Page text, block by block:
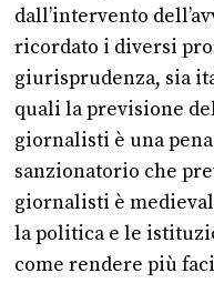
dall’intervento
ricordato i diversi
giurisprudenza, sia
quali la previsione
giornalisti è una pena
sanzionatorio che
giornalisti è
la politica e le
come rendere più